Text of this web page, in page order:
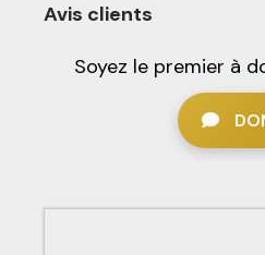
Avis clients
Soyez le premier à